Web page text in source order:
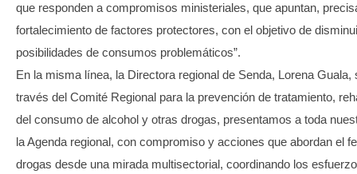
que responden a compromisos ministeriales, que apuntan,
fortalecimiento de factores protectores, con el objetivo de
posibilidades de consumos problemáticos”.
En la misma línea, la Directora regional de Senda, Lorena Guala,
través del Comité Regional para la prevención de tratamiento,
del consumo de alcohol y otras drogas, presentamos a toda
la Agenda regional, con compromiso y acciones que abordan el
drogas desde una mirada multisectorial, coordinando los